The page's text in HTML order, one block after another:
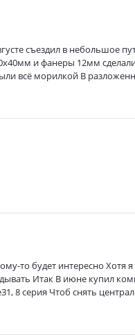
съездил в небольшое
и фанеры 12мм
всё морилкой В
то будет интересно Хотя
Итак В июне купил
8 серия Чтоб снять